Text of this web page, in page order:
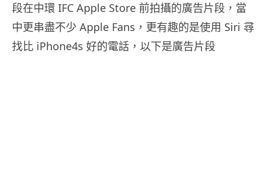
段在中環 IFC Apple Store 前拍攝的廣告片段，當
中更串盡不少 Apple Fans，更有趣的是使用 Siri 尋
找比 iPhone4s 好的電話，以下是廣告片段